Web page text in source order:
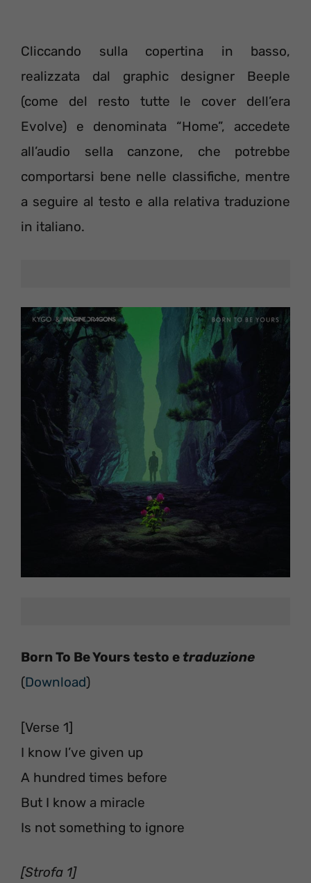
Cliccando sulla copertina in basso,
realizzata dal graphic designer Beeple
(come del resto tutte le cover dell’era
Evolve) e denominata “Home”, accedete
all’audio sella canzone, che potrebbe
comportarsi bene nelle classifiche, mentre
a seguire al testo e alla relativa traduzione
in italiano.
Born To Be Yours testo e traduzione
(Download)
[Verse 1]
I know I’ve given up
A hundred times before
But I know a miracle
Is not something to ignore
[Strofa 1]